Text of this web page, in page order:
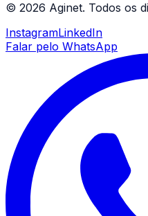
© 2026 Aginet. Todos os
InstagramLinkedIn
Falar pelo WhatsApp